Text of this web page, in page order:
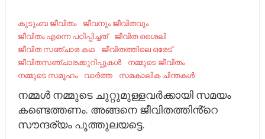
കുടുംബ ജീവിതം
ജീവനും ജീവിതവും
ജീവിതം എന്നെ പഠിപ്പിച്ചത്
ജീവിത ശൈലി
ജീവിത സഞ്ചാര കഥ
ജീവിതത്തിലെ ഒരേട്
ജീവിതസഞ്ചാരക്കുറിപ്പുകൾ
നമ്മുടെ ജീവിതം
നമ്മുടെ സമൂഹം
വാർത്ത സമകാലിക ചിന്തകൾ
നമ്മൾ നമ്മുടെ ചുറ്റുമുള്ളവർക്കായി സമയം
കണ്ടെത്തണം. അങ്ങനെ ജീവിതത്തിൻ്റെ
സൗന്ദര്യം പൂത്തുലയട്ടെ.